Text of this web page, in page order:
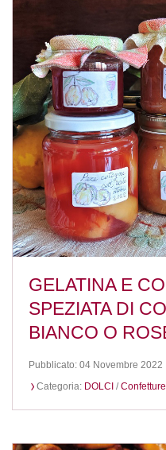
GELATINA E
SPEZIATA DI
BIANCO O
Pubblicato: 04 Novembre 2022
Categoria: DOLCI /